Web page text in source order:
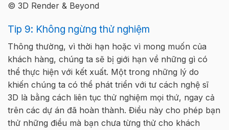
© 3D Render & Beyond
Tip 9: Không ngừng thử nghiệm
Thông thường, vì thời hạn hoặc vì mong muốn của
khách hàng, chúng ta sẽ bị giới hạn về những gì có
thể thực hiện với kết xuất. Một trong những lý do
khiến chúng ta có thể phát triển với tư cách nghệ sĩ
3D là bằng cách liên tục thử nghiệm mọi thứ, ngay cả
trên các dự án đã hoàn thành. Điều này cho phép bạn
thử những điều mà bạn chưa từng thử cho khách